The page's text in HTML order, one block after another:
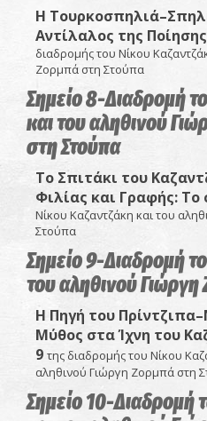
Η
Αντίλαλος της Ποίησης
διαδρομής του Νίκου
Ζορμπά στη Στούπα
Σημείο 8-Διαδρομή
και του αληθινού
στη Στούπα
Το Σπιτάκι του
Φιλίας και Γραφής: Το
Νίκου Καζαντζάκη και του
Στούπα
Σημείο 9-Διαδρομή
του αληθινού
Η Πηγή του
Μύθος στα Ίχνη του
9 της διαδρομής του Νίκου
αληθινού Γιώργη Ζορμπά στη
Σημείο 10-Διαδρομή